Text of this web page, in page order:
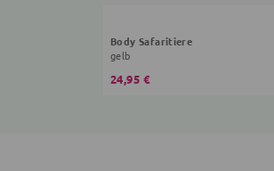
Body Safaritiere
gelb
24,95 €